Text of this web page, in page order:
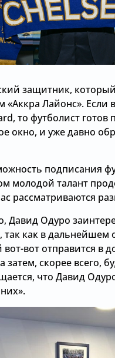
защитник,
«Аккра Лайонс».
то футболист готов
окно, и уже давно
подписания
молодой талант
рассматриваются
Давид Одуро
так как в
вот отправится в
затем, скорее всего,
что Давид